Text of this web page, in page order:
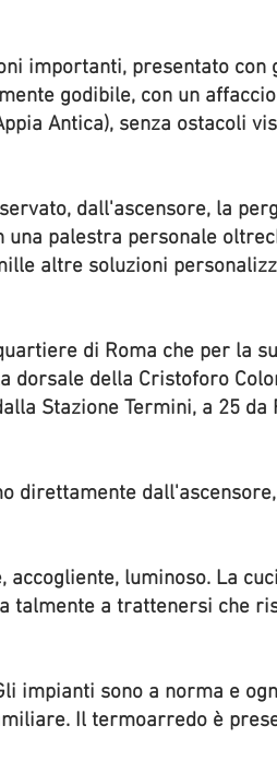
importanti, presentato
godibile, con un
Antica), senza ostacoli
dall'ascensore, la
palestra personale
altre soluzioni
di Roma che per la
dorsale della Cristoforo
Stazione Termini, a 25
direttamente
luminoso. La
talmente a trattenersi che
impianti sono a norma e
Il termoarredo è